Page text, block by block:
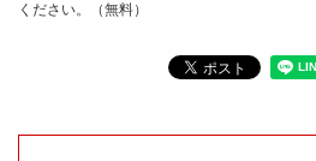
ください。（無料）